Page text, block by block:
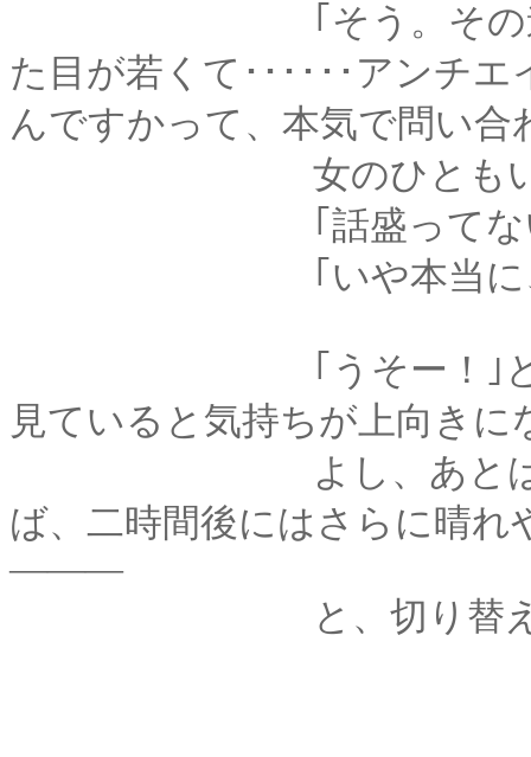
｢そう。その道場の
た目が若くて･･････アンチ
んですかって、本気で問い合
女のひともいた
｢話盛ってない
｢いや本当に、誇
｢うそー！｣ところこ
見ていると気持ちが上向きに
よし、あとは間もな
ば、二時間後にはさらに晴
―――
と、切り替えかけた